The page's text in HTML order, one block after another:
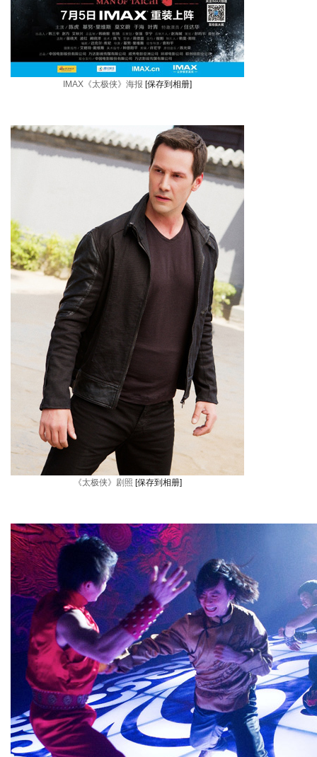
IMAX《太极侠》海报 [保存到相册]
《太极侠》剧照 [保存到相册]